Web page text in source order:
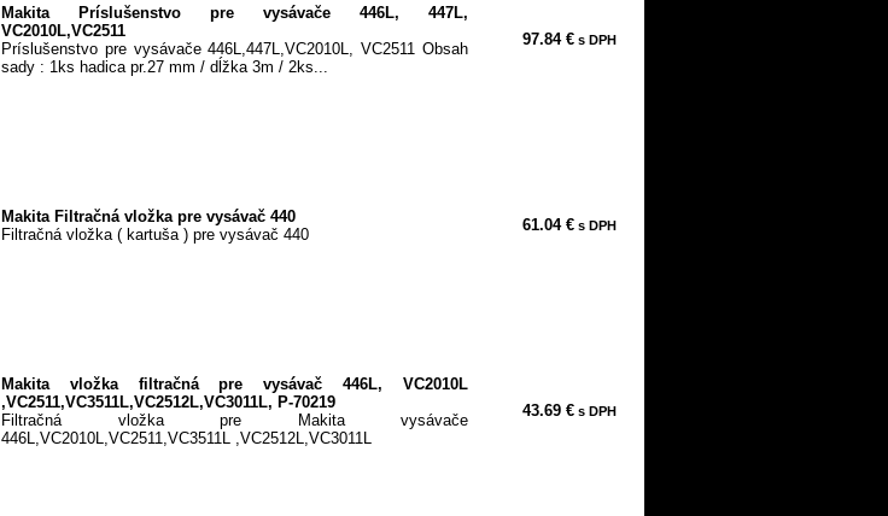
Makita Príslušenstvo pre vysávače 446L, 447L,
VC2010L,VC2511
Príslušenstvo pre vysávače 446L,447L,VC2010L, VC2511 Obsah
sady : 1ks hadica pr.27 mm / dĺžka 3m / 2ks...
97.84 € s DPH
Makita Filtračná vložka pre vysávač 440
Filtračná vložka ( kartuša ) pre vysávač 440
61.04 € s DPH
Makita vložka filtračná pre vysávač 446L, VC2010L
,VC2511,VC3511L,VC2512L,VC3011L, P-70219
Filtračná vložka pre Makita vysávače
446L,VC2010L,VC2511,VC3511L ,VC2512L,VC3011L
43.69 € s DPH